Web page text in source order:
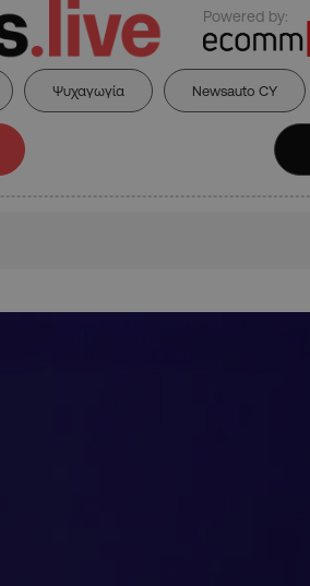
Powered by:
Ψυχαγωγία Newsauto CY